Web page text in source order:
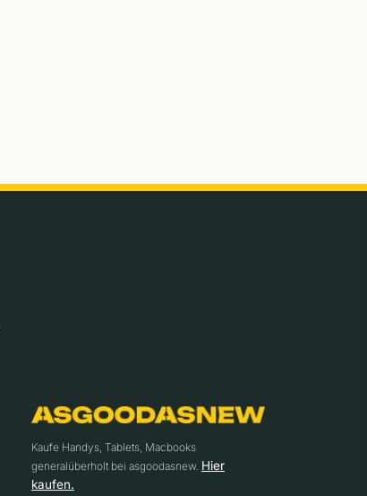
Kaufe Handys, Tablets, Macbooks
generalüberholt bei asgoodasnew. Hier
kaufen.